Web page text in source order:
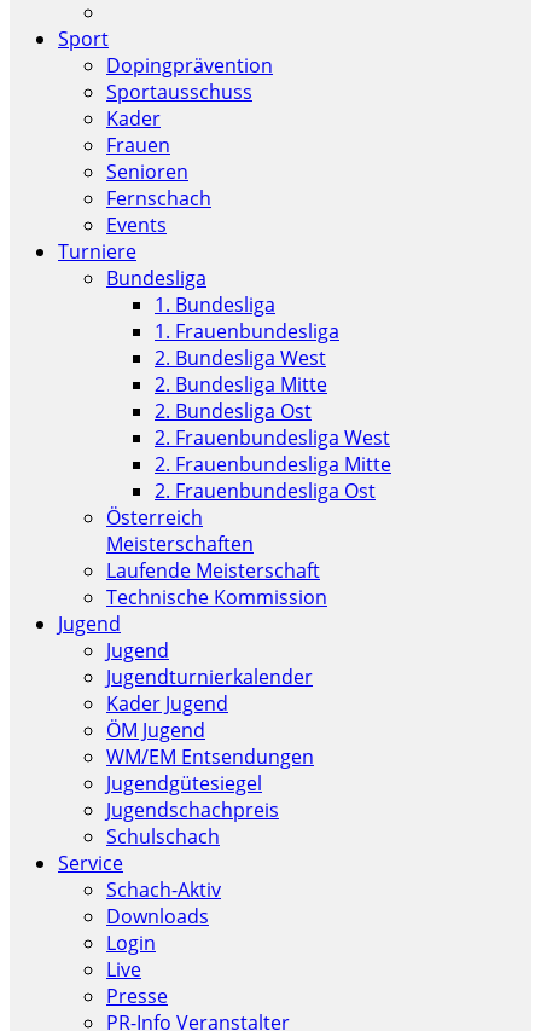
Sport
Dopingprävention
Sportausschuss
Kader
Frauen
Senioren
Fernschach
Events
Turniere
Bundesliga
1. Bundesliga
1. Frauenbundesliga
2. Bundesliga West
2. Bundesliga Mitte
2. Bundesliga Ost
2. Frauenbundesliga West
2. Frauenbundesliga Mitte
2. Frauenbundesliga Ost
Österreich
Meisterschaften
Laufende Meisterschaft
Technische Kommission
Jugend
Jugend
Jugendturnierkalender
Kader Jugend
ÖM Jugend
WM/EM Entsendungen
Jugendgütesiegel
Jugendschachpreis
Schulschach
Service
Schach-Aktiv
Downloads
Login
Live
Presse
PR-Info Veranstalter